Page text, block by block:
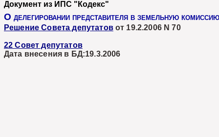
Документ из ИПС "Кодекс"
О делегировании представителя в земельную
Решение Совета депутатовот 19.2.2006 N 70
22 Совет депутатов
Дата внесения в БД:19.3.2006